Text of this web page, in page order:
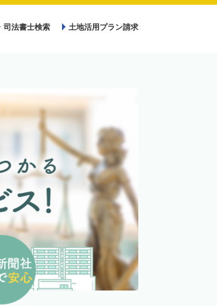
司法書士検索 土地活用プラン請求